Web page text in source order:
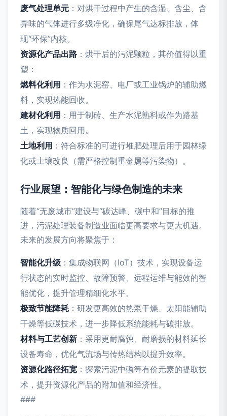
废气处理单元 ：对烘干过程中产生的含湿、含尘、含
异味的气体进行多级净化，确保尾气达标排放，体
现“环保”内核。
资源化产品出路 ：烘干后的污泥颗粒，其价值得以重
塑：
燃料化利用 ：作为水泥窑、电厂或工业锅炉的辅助燃
料，实现热能回收。
建材化利用 ：用于制砖、生产水泥熟料或作为路基
土，实现物质回用。
土地利用 ：符合标准的可进行堆肥处理后用于园林绿
化或土壤改良（需严格控制重金属等污染物）。
行业展望：智能化与绿色制造的未来
随着“无废城市”建设与“碳达峰、碳中和”目标的推
进，污泥处理装备制造业面临更高要求与更大机遇。
未来的发展方向将聚焦于：
智能化升级 ：集成物联网（IoT）技术，实现设备运
行状态的实时监控、故障预警、远程运维与能效的智
能优化，提升管理精细化水平。
极致节能降耗 ：研发更高效的热泵干燥、太阳能辅助
干燥等低碳技术，进一步降低系统能耗与碳排放。
材料与工艺创新 ：采用更耐腐蚀、耐磨损的材料延长
设备寿命，优化气流场与传热结构以提升效率。
资源化路径拓宽 ：探索污泥中磷等有价元素的提取技
术，提升资源化产品的附加值和经济性。
###